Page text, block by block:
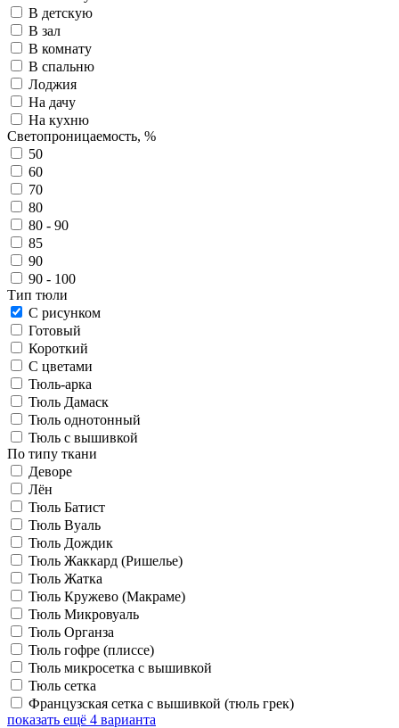
В детскую
В зал
В комнату
В спальню
Лоджия
На дачу
На кухню
Светопроницаемость, %
50
60
70
80
80 - 90
85
90
90 - 100
Тип тюли
С рисунком
Готовый
Короткий
С цветами
Тюль-арка
Тюль Дамаск
Тюль однотонный
Тюль с вышивкой
По типу ткани
Деворе
Лён
Тюль Батист
Тюль Вуаль
Тюль Дождик
Тюль Жаккард (Ришелье)
Тюль Жатка
Тюль Кружево (Макраме)
Тюль Микровуаль
Тюль Органза
Тюль гофре (плиссе)
Тюль микросетка с вышивкой
Тюль сетка
Французская сетка с вышивкой (тюль грек)
показать ещё 4 варианта